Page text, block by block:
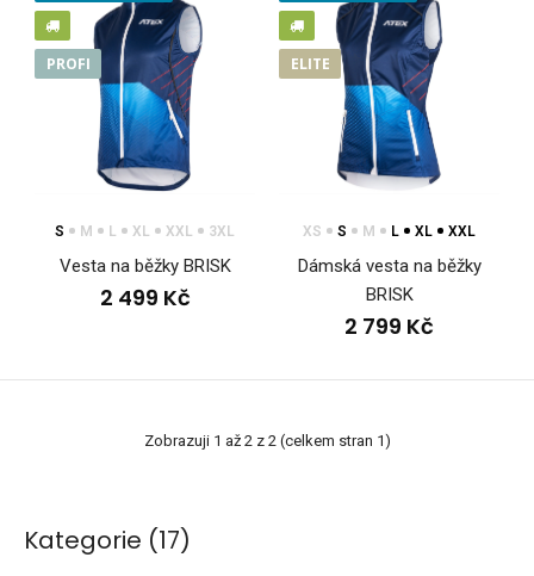
PROFI
S M L XL XXL 3XL
Vesta na běžky BRISK
2 499 Kč
ELITE
XS S M L XL XXL
Dámská vesta na běžky
BRISK
2 799 Kč
Zobrazuji 1 až 2 z 2 (celkem stran 1)
Kategorie (17)